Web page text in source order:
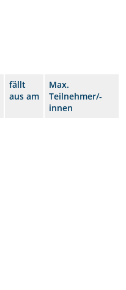
fällt
aus am
Max.
Teilnehmer/-
innen